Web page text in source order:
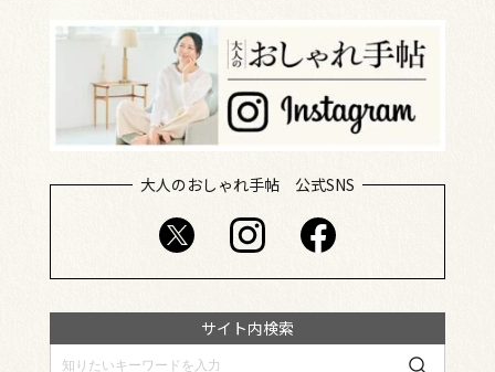
大人のおしゃれ手帖 公式SNS
サイト内検索